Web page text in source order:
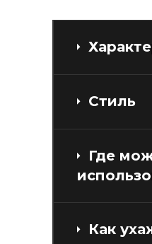
Стиль
Где
Как